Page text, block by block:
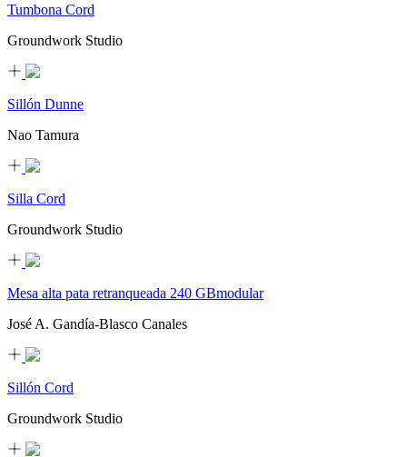
Tumbona Cord
Groundwork Studio
Sillón Dunne
Nao Tamura
Silla Cord
Groundwork Studio
Mesa alta pata retranqueada 240 GBmodular
José A. Gandía-Blasco Canales
Sillón Cord
Groundwork Studio